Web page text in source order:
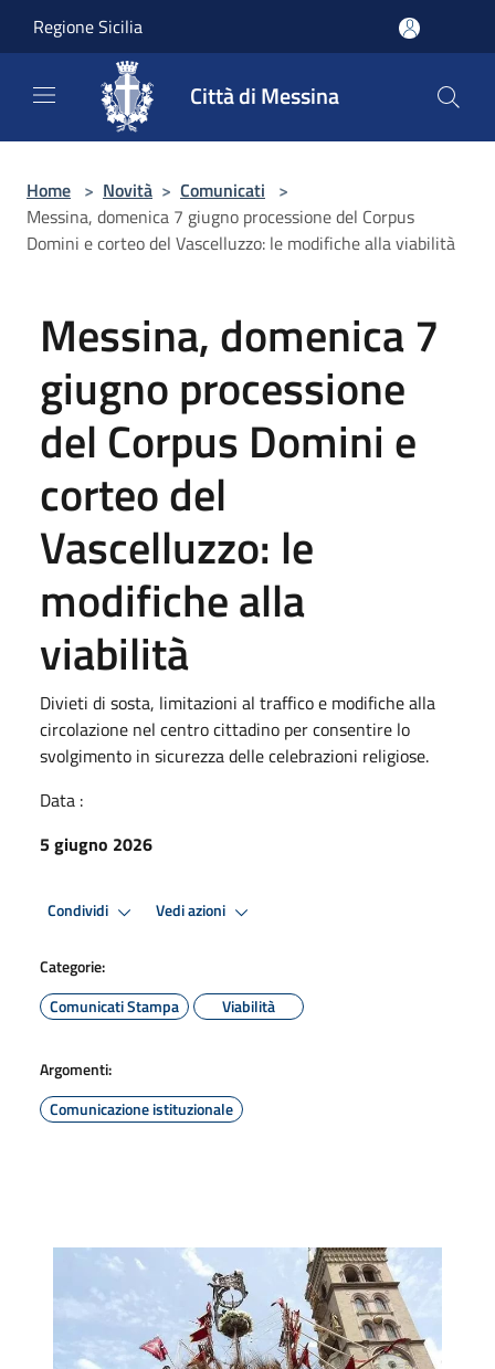
Regione Sicilia
Città di Messina
Home > Novità > Comunicati >
Messina, domenica 7 giugno processione del Corpus
Domini e corteo del Vascelluzzo: le modifiche alla viabilità
Messina, domenica 7
giugno processione
del Corpus Domini e
corteo del
Vascelluzzo: le
modifiche alla
viabilità
Divieti di sosta, limitazioni al traffico e modifiche alla
circolazione nel centro cittadino per consentire lo
svolgimento in sicurezza delle celebrazioni religiose.
Data :
5 giugno 2026
Condividi Vedi azioni
Categorie:
Comunicati Stampa
Viabilità
Argomenti:
Comunicazione istituzionale